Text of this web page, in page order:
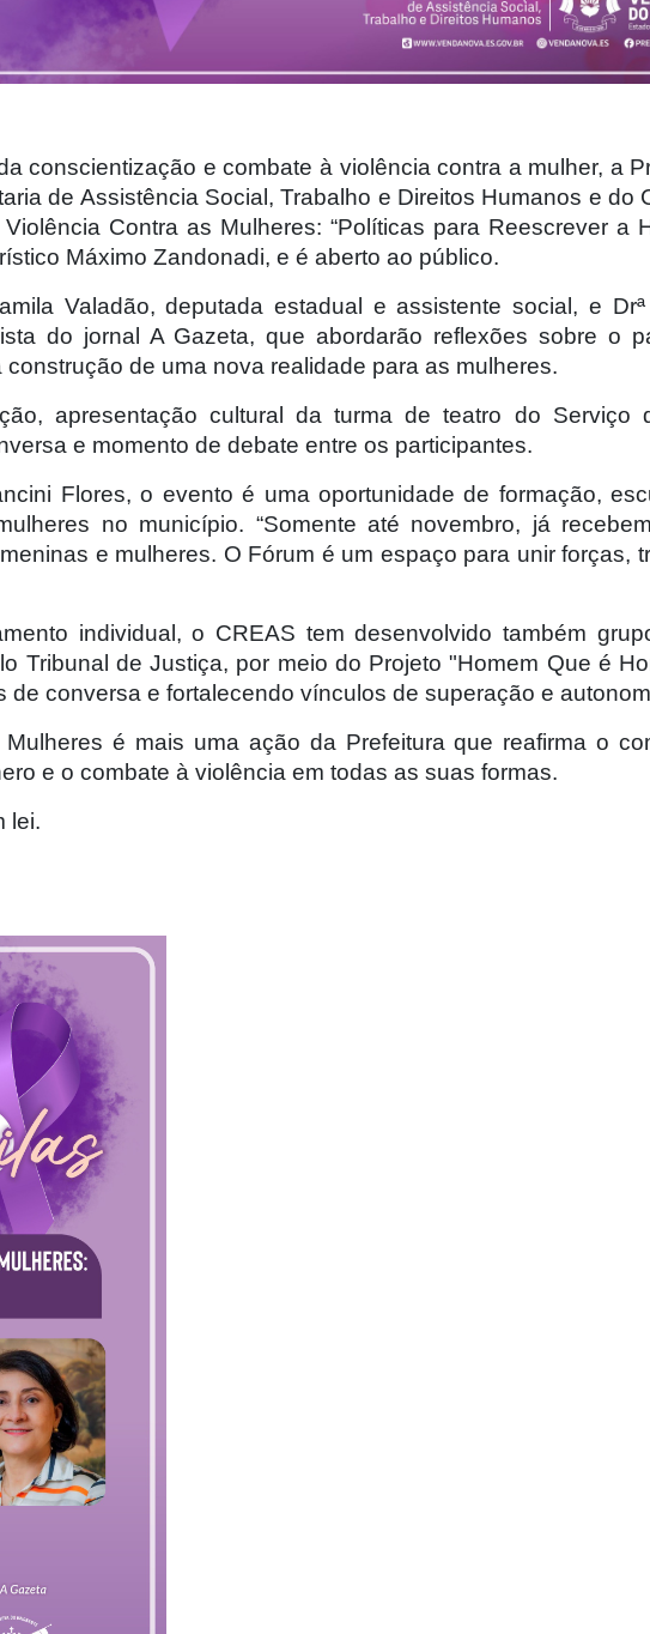
conscientização e combate à violência contra a mulher, a
de Assistência Social, Trabalho e Direitos Humanos e do
Contra as Mulheres: “Políticas para Reescrever a
Máximo Zandonadi, e é aberto ao público.
Valadão, deputada estadual e assistente social, e
do jornal A Gazeta, que abordarão reflexões sobre o
de uma nova realidade para as mulheres.
apresentação cultural da turma de teatro do Serviço
e momento de debate entre os participantes.
Flores, o evento é uma oportunidade de formação,
no município. “Somente até novembro, já
e mulheres. O Fórum é um espaço para unir forças,
individual, o CREAS tem desenvolvido também
Tribunal de Justiça, por meio do Projeto "Homem Que é
conversa e fortalecendo vínculos de superação e
é mais uma ação da Prefeitura que reafirma o
e o combate à violência em todas as suas formas.
lei.